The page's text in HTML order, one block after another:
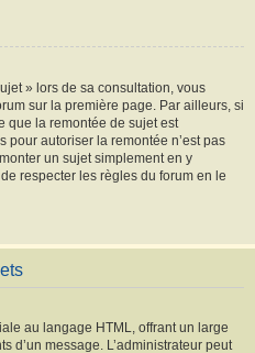
» lors de sa consultation, vous
sur la première page. Par ailleurs, si
que la remontée de sujet est
pour autoriser la remontée n’est pas
un sujet simplement en y
respecter les règles du forum en le
au langage HTML, offrant un large
d’un message. L’administrateur peut